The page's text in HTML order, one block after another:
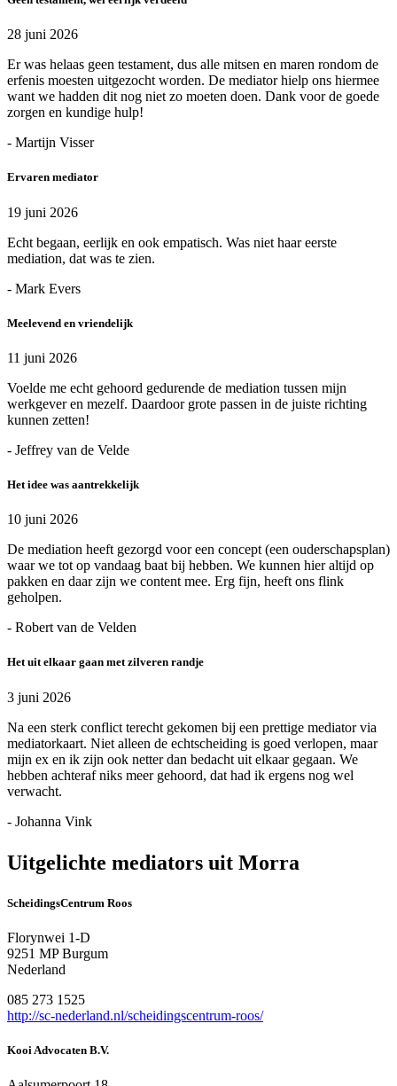
28 juni 2026
Er was helaas geen testament, dus alle mitsen en maren rondom de
erfenis moesten uitgezocht worden. De mediator hielp ons hiermee
want we hadden dit nog niet zo moeten doen. Dank voor de goede
zorgen en kundige hulp!
- Martijn Visser
Ervaren mediator
19 juni 2026
Echt begaan, eerlijk en ook empatisch. Was niet haar eerste
mediation, dat was te zien.
- Mark Evers
Meelevend en vriendelijk
11 juni 2026
Voelde me echt gehoord gedurende de mediation tussen mijn
werkgever en mezelf. Daardoor grote passen in de juiste richting
kunnen zetten!
- Jeffrey van de Velde
Het idee was aantrekkelijk
10 juni 2026
De mediation heeft gezorgd voor een concept (een ouderschapsplan)
waar we tot op vandaag baat bij hebben. We kunnen hier altijd op
pakken en daar zijn we content mee. Erg fijn, heeft ons flink
geholpen.
- Robert van de Velden
Het uit elkaar gaan met zilveren randje
3 juni 2026
Na een sterk conflict terecht gekomen bij een prettige mediator via
mediatorkaart. Niet alleen de echtscheiding is goed verlopen, maar
mijn ex en ik zijn ook netter dan bedacht uit elkaar gegaan. We
hebben achteraf niks meer gehoord, dat had ik ergens nog wel
verwacht.
- Johanna Vink
Uitgelichte mediators uit Morra
ScheidingsCentrum Roos
Florynwei 1-D
9251 MP Burgum
Nederland
085 273 1525
http://sc-nederland.nl/scheidingscentrum-roos/
Kooi Advocaten B.V.